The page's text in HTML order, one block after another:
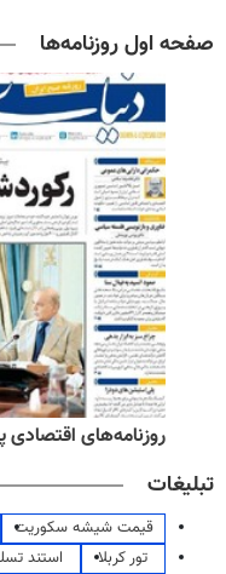
صفحه اول روزنامه‌ها
روزنامه‌های اقتصادی پنج‌شنبه
تبلیغات
قیمت شیشه سکوریت
تور کربلا
استند